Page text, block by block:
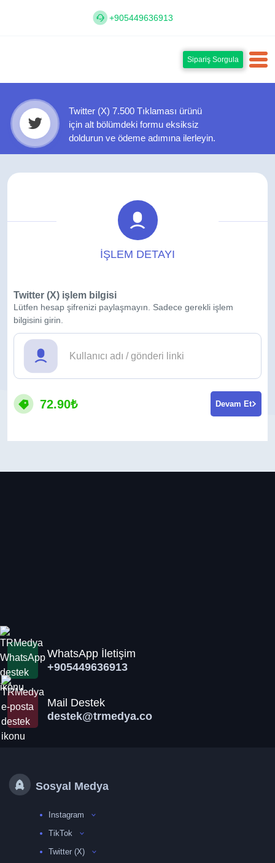
+905449636913
Sipariş Sorgula
Twitter (X) 7.500 Tıklaması ürünü
için alt bölümdeki formu eksiksiz
doldurun ve ödeme adımına ilerleyin.
İŞLEM DETAYI
Twitter (X) işlem bilgisi
Lütfen hesap şifrenizi paylaşmayın. Sadece gerekli işlem
bilgisini girin.
72.90₺ Devam Et
WhatsApp İletişim
+905449636913
Mail Destek
destek@trmedya.co
Sosyal Medya
Instagram
TikTok
Twitter (X)